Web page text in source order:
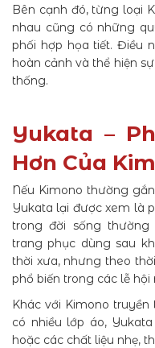
Bên cạnh đó, từng loại
nhau cũng có những
phối hợp họa tiết. Điều
hoàn cảnh và thể hiện
thống.
Yukata –
Hơn Của
Nếu Kimono thường
Yukata lại được xem là
trong đời sống
trang phục dùng sau
thời xưa, nhưng theo
phổ biến trong các lễ hội
Khác với Kimono
có nhiều lớp áo,
hoặc các chất liệu nhẹ,